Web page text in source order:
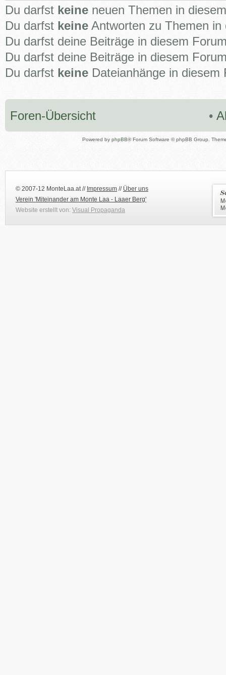
Du darfst keine neuen Themen in
Du darfst keine Antworten zu Themen
Du darfst deine Beiträge in diesem
Du darfst deine Beiträge in diesem
Du darfst keine Dateianhänge in diesem
Foren-Übersicht •
Powered by phpBB® Forum Software © phpBB Group.
© 2007-12 MonteLaa.at // Impressum // Über uns
Verein 'Miteinander am Monte Laa - Laaer Berg'
Website erstellt von: Visual Propaganda